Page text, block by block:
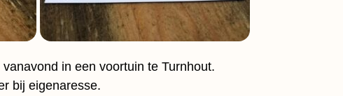
in een voortuin te Turnhout.
bij eigenaresse.